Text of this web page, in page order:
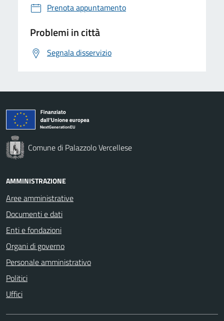
Prenota appuntamento
Problemi in città
Segnala disservizio
Comune di Palazzolo Vercellese
AMMINISTRAZIONE
Aree amministrative
Documenti e dati
Enti e fondazioni
Organi di governo
Personale amministrativo
Politici
Uffici